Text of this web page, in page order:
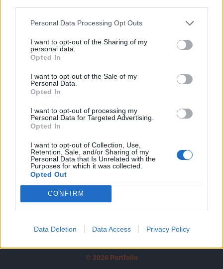
Personal Data Processing Opt Outs
I want to opt-out of the Sharing of my
personal data.
Opted In
I want to opt-out of the Sale of my
Personal Data.
Opted In
I want to opt-out of processing my
Personal Data for Targeted Advertising.
Opted In
I want to opt-out of Collection, Use,
Retention, Sale, and/or Sharing of my
Personal Data that Is Unrelated with the
Purposes for which it was collected.
Opted Out
CONFIRM
Data Deletion Data Access Privacy Policy
KEDVES OLVASÓNK!
A keresett cikk a portfolio.hu hírarchívumához
tartozik, melynek olvasása előfizetéses
regisztrációhoz kötött.
Az előfizetés a következőket tartalmazza:
Portfolio.hu teljes cikkarchívum
Kötéslisták: BÉT elmúlt 2 év napon belüli
kötéslistái
Előfizetés
MÁR ELŐFIZETŐNK VAGY?
© 2026 Portfolio